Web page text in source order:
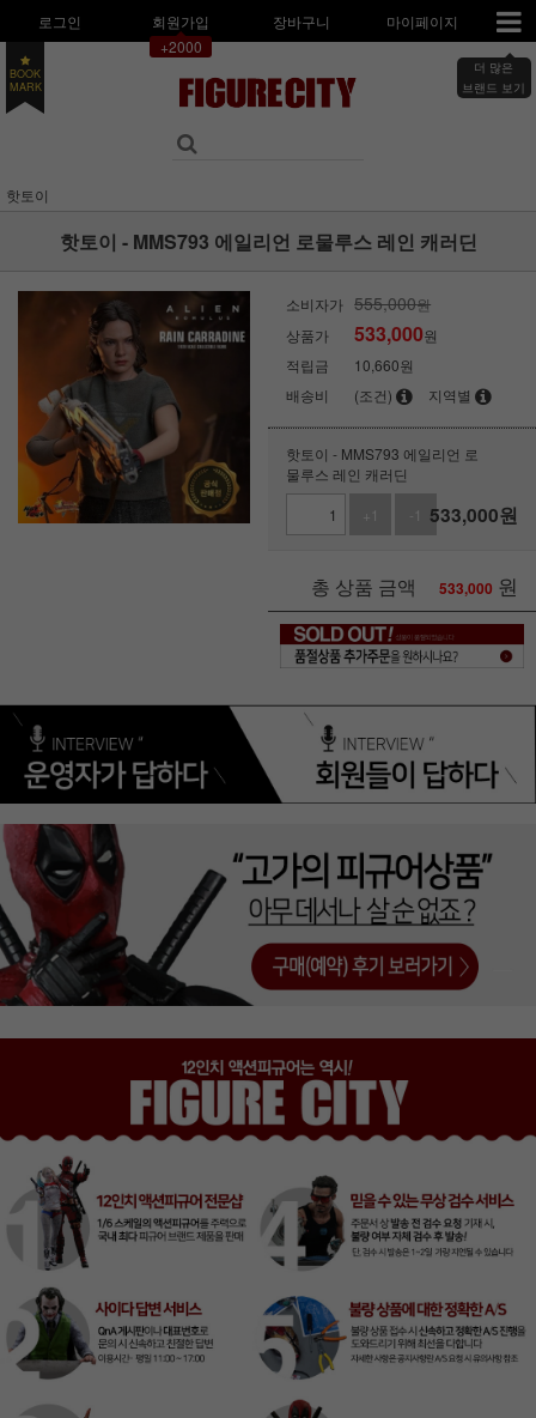
로그인
회원가입
+2000
장바구니 마이페이지
더 많은
브랜드 보기
BOOK
MARK
핫토이
핫토이 - MMS793 에일리언 로물루스 레인 캐러딘
소비자가 555,000원
상품가
533,000원
적립금
10,660원
배송비
(조건) 지역별
핫토이 - MMS793 에일리언 로
물루스 레인 캐러딘
+1
-1 533,000원
총 상품 금액 533,000 원